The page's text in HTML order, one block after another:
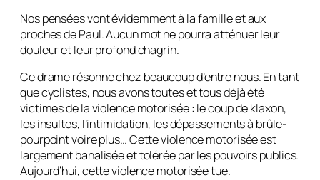
Nos pensées vont évidemment à la famille et aux
proches de Paul. Aucun mot ne pourra atténuer leur
douleur et leur profond chagrin.
Ce drame résonne chez beaucoup d’entre nous. En tant
que cyclistes, nous avons toutes et tous déjà été
victimes de la violence motorisée : le coup de klaxon,
les insultes, l’intimidation, les dépassements à brûle-
pourpoint voire plus… Cette violence motorisée est
largement banalisée et tolérée par les pouvoirs publics.
Aujourd’hui, cette violence motorisée tue.